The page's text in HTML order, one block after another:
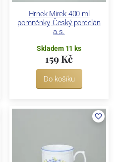
Hrnek Mirek 400 ml
pomněnky, Český porcelán
a.s.
Skladem 11 ks
159 Kč
Do košíku